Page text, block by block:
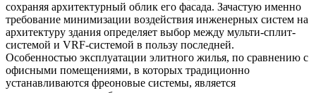
сохраняя архитектурный облик его фасада. Зачастую именно
требование минимизации воздействия инженерных систем на
архитектуру здания определяет выбор между мульти-сплит-
системой и VRF-системой в пользу последней.
Особенностью эксплуатации элитного жилья, по сравнению с
офисными помещениями, в которых традиционно
устанавливаются фреоновые системы, является